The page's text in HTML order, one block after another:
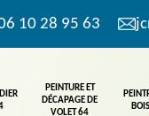
10 28 95 63
PEINTURE ET
DÉCAPAGE DE
VOLET 64